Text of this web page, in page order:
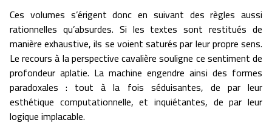
Ces volumes s’érigent donc en suivant des règles aussi
rationnelles qu’absurdes. Si les textes sont restitués de
manière exhaustive, ils se voient saturés par leur propre sens.
Le recours à la perspective cavalière souligne ce sentiment de
profondeur aplatie. La machine engendre ainsi des formes
paradoxales : tout à la fois séduisantes, de par leur
esthétique computationnelle, et inquiétantes, de par leur
logique implacable.